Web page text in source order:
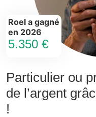
Particulier ou
de l’argent
!
Roel a gagné
en 2026
5.350 €